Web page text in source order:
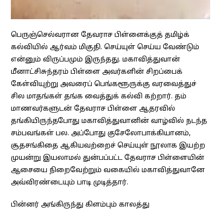
பெருஞ்செல்வரான தேவராச பிள்ளைக்குத் தமிழ்க்
கல்வியில் ஆர்வம் மிகுதி. செய்யுள் செய்ய வேண்டும்
என்னும் விருப்பமும் இருந்தது. மகாவித்துவான்
மீனாட்சிசுந்தரம் பிள்ளை அவர்களின் சிறப்பைக்
கேள்வியுற்று அவரைப் பெங்களூருக்கு வரவைத்துச்
சில மாதங்கள் தங்க வைத்துக் கல்வி கற்றார். தம்
மாணவர்களுடன் தேவராச பிள்ளை ஆதரவில்
தங்கியிருந்தபோது மகாவித்துவானின் வாழ்வில் நடந்த
சம்பவங்கள் பல. அப்போது குசேலோபாக்கியானம்,
சூதசங்கிதை ஆகியவற்றைச் செய்யுள் நூலாக இயற்ற
முயன்று இயலாமல் துன்பப்பட்ட தேவராச பிள்ளையின்
ஆசையை நிறைவேற்றும் வகையில் மகாவித்துவானே
அவ்விரண்டையும் பாடி முடித்தார்.
பின்னர் அங்கிருந்து கிளம்பும் காலத்து